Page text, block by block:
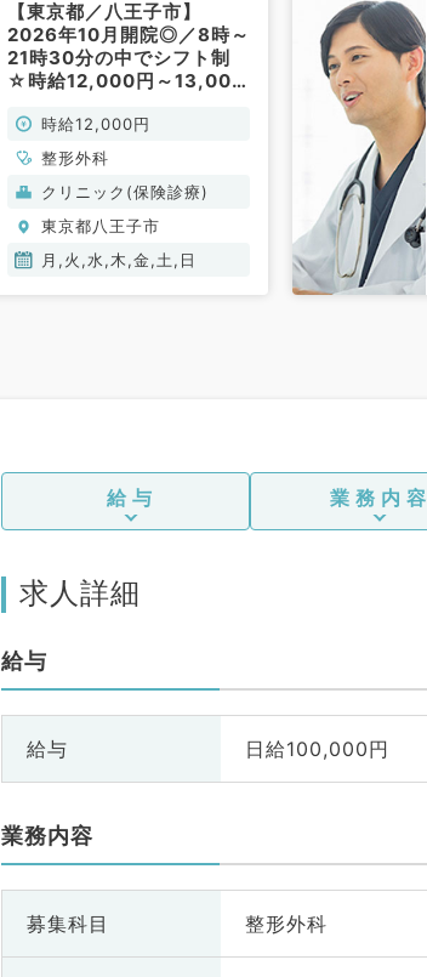
【東京都／八王子市】
2026年10月開院◎／8時～
21時30分の中でシフト制
☆時給12,000円～13,000
形外科／非常勤）
時給12,000円
整形外科
クリニック(保険診療)
東京都八王子市
月,火,水,木,金,土,日
給与 業務内容
求人詳細
給与
給与 日給100,000円
業務内容
募集科目 整形外科